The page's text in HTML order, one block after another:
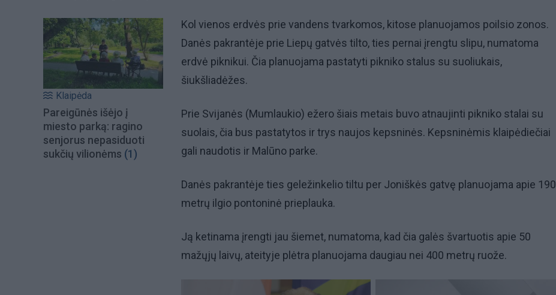
Klaipėda
Pareigūnės išėjo į
miesto parką: ragino
senjorus nepasiduoti
sukčių vilionėms (1)
Kol vienos erdvės prie vandens tvarkomos, kitose planuojamos poilsio zonos.
Danės pakrantėje prie Liepų gatvės tilto, ties pernai įrengtu slipu, numatoma
erdvė piknikui. Čia planuojama pastatyti pikniko stalus su suoliukais,
šiukšliadėžes.
Prie Svijanės (Mumlaukio) ežero šiais metais buvo atnaujinti pikniko stalai su
suolais, čia bus pastatytos ir trys naujos kepsninės. Kepsninėmis klaipėdiečiai
gali naudotis ir Malūno parke.
Danės pakrantėje ties geležinkelio tiltu per Joniškės gatvę planuojama apie 190
metrų ilgio pontoninė prieplauka.
Ją ketinama įrengti jau šiemet, numatoma, kad čia galės švartuotis apie 50
mažųjų laivų, ateityje plėtra planuojama daugiau nei 400 metrų ruože.